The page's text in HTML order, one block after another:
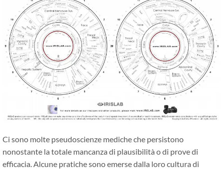
Ci sono molte pseudoscienze mediche che persistono
nonostante la totale mancanza di plausibilità o di prove di
efficacia. Alcune pratiche sono emerse dalla loro cultura di